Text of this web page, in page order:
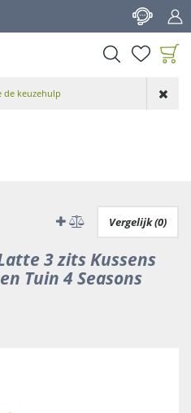
aan wensenlijst
de keuzehulp
Vergelijk (0)
3 zits Kussens
Tuin 4 Seasons